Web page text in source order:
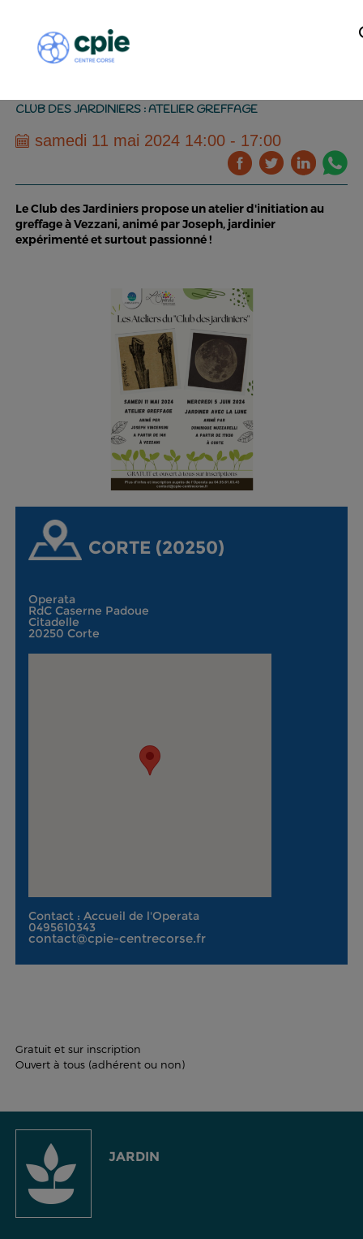
CLUB DES JARDINIERS : ATELIER GREFFAGE
samedi 11 mai 2024 14:00 - 17:00
Le Club des Jardiniers propose un atelier d'initiation au
greffage à Vezzani, animé par Joseph, jardinier
expérimenté et surtout passionné !
CORTE (20250)
Operata
RdC Caserne Padoue
Citadelle
20250 Corte
Contact : Accueil de l'Operata
0495610343
contact@cpie-centrecorse.fr
Gratuit et sur inscription
Ouvert à tous (adhérent ou non)
JARDIN